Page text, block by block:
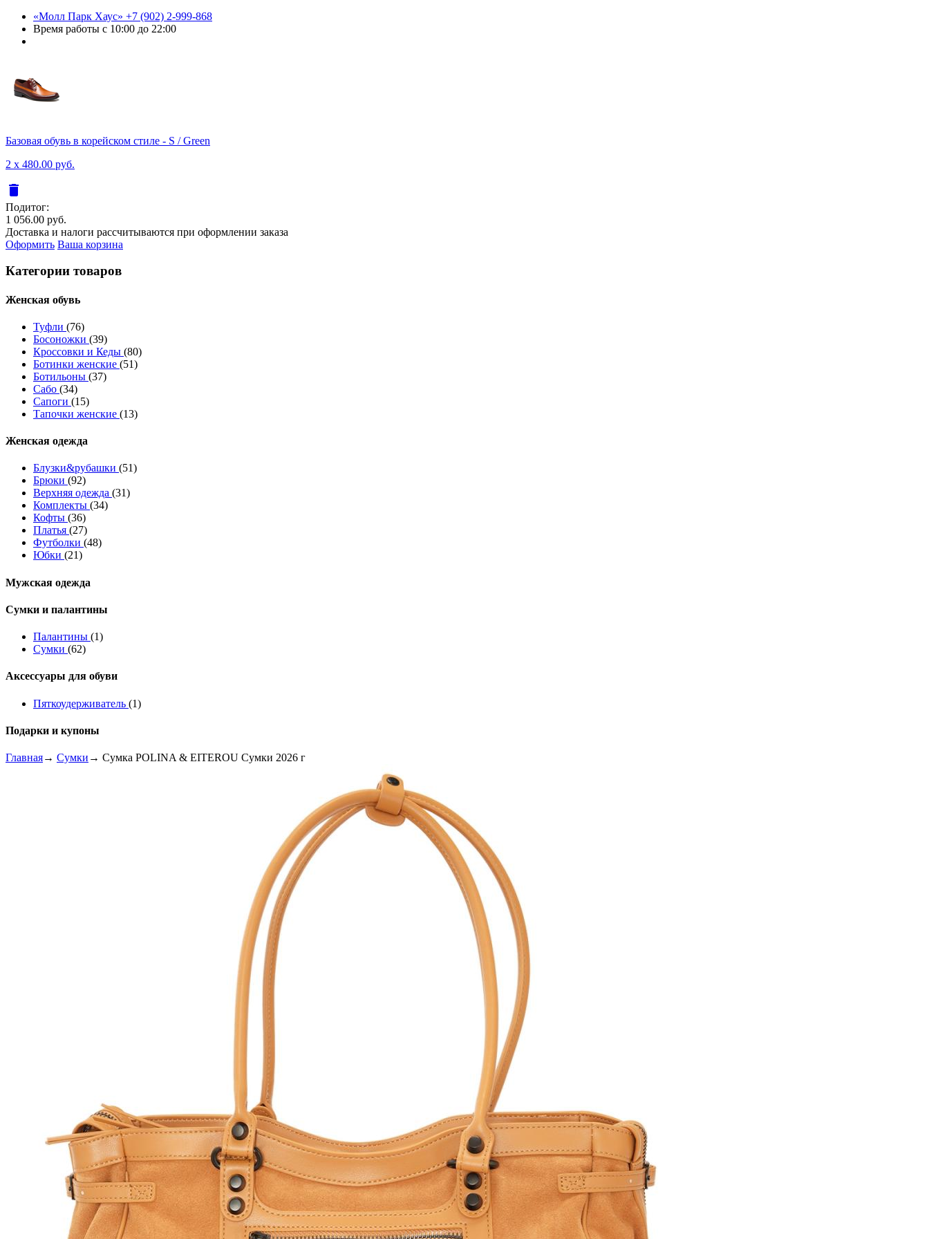
«Молл Парк Хаус» +7 (902) 2-999-868
Время работы с 10:00 до 22:00
Базовая обувь в корейском стиле - S / Green
2 x 480.00 руб.
delete
Подитог:
1 056.00 руб.
Доставка и налоги рассчитываются при оформлении заказа
Оформить Ваша корзина
Категории товаров
Женcкая обувь
Туфли (76)
Босоножки (39)
Кроссовки и Кеды (80)
Ботинки женские (51)
Ботильоны (37)
Сабо (34)
Сапоги (15)
Тапочки женские (13)
Женская одежда
Блузки&рубашки (51)
Брюки (92)
Верхняя одежда (31)
Комплекты (34)
Кофты (36)
Платья (27)
Футболки (48)
Юбки (21)
Мужская одежда
Сумки и палантины
Палантины (1)
Сумки (62)
Аксессуары для обуви
Пяткоудерживатель (1)
Подарки и купоны
Главная→ Сумки → Сумка POLINA & EITEROU Сумки 2026 г